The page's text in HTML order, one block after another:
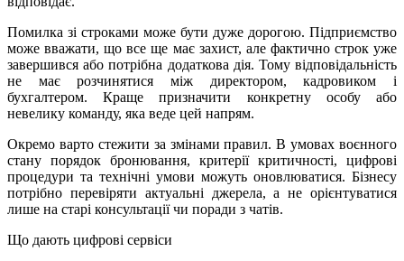
Помилка зі строками може бути дуже дорогою. Підприємство
може вважати, що все ще має захист, але фактично строк уже
завершився або потрібна додаткова дія. Тому відповідальність
не має розчинятися між директором, кадровиком і
бухгалтером. Краще призначити конкретну особу або
невелику команду, яка веде цей напрям.
Окремо варто стежити за змінами правил. В умовах воєнного
стану порядок бронювання, критерії критичності, цифрові
процедури та технічні умови можуть оновлюватися. Бізнесу
потрібно перевіряти актуальні джерела, а не орієнтуватися
лише на старі консультації чи поради з чатів.
Що дають цифрові сервіси